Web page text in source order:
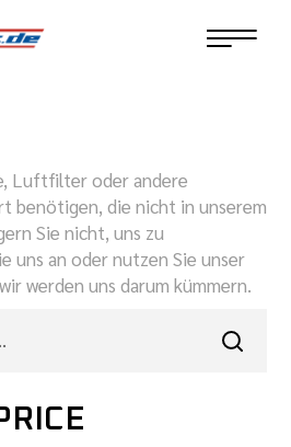
Luftfilter oder andere
benötigen, die nicht in unserem
Sie nicht, uns zu
uns an oder nutzen Sie unser
werden uns darum kümmern.